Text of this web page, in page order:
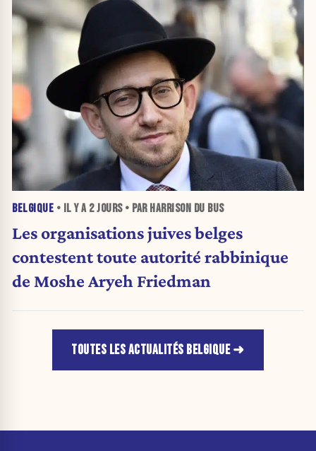
BELGIQUE • IL Y A 2 JOURS• PAR HARRISON DU BUS
Les organisations juives belges
contestent toute autorité rabbinique
de Moshe Aryeh Friedman
TOUTES LES ACTUALITÉS BELGIQUE